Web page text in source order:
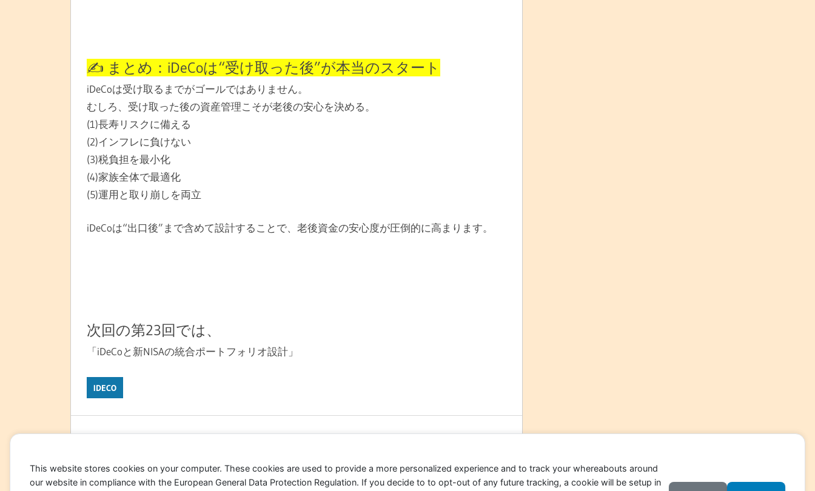
✍️ まとめ：iDeCoは“受け取った後”が本当のスタート
iDeCoは受け取るまでがゴールではありません。
むしろ、受け取った後の資産管理こそが老後の安心を決める。
(1)長寿リスクに備える
(2)インフレに負けない
(3)税負担を最小化
(4)家族全体で最適化
(5)運用と取り崩しを両立
iDeCoは“出口後”まで含めて設計することで、老後資金の安心度が圧倒的に高まります。
次回の第23回では、
「iDeCoと新NISAの統合ポートフォリオ設計」
IDECO
投
稿
前の記事 次の記事
This website stores cookies on your computer. These cookies are used to provide a more personalized experience and to track your whereabouts around
our website in compliance with the European General Data Protection Regulation. If you decide to to opt-out of any future tracking, a cookie will be setup in